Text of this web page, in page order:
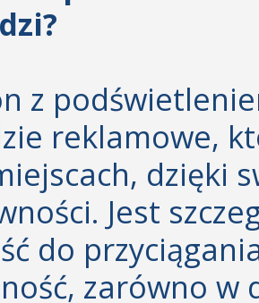
z
reklamowe,
dzięki
Jest
do
zarówno w